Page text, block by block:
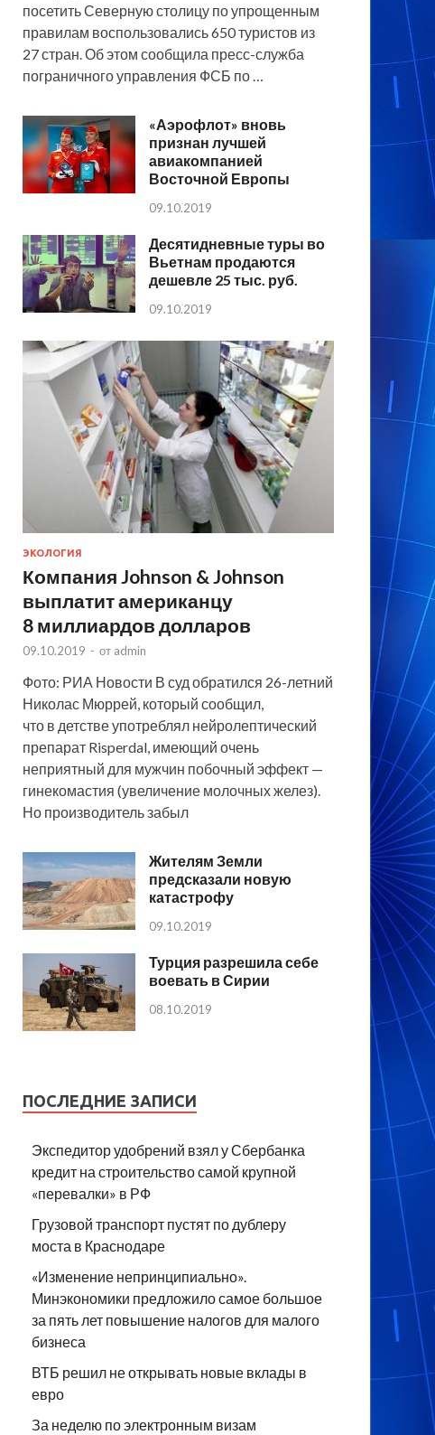
посетить Северную столицу по упрощенным
правилам воспользовались 650 туристов из
27 стран. Об этом сообщила пресс-служба
пограничного управления ФСБ по …
«Аэрофлот» вновь
признан лучшей
авиакомпанией
Восточной Европы
09.10.2019
Десятидневные туры во
Вьетнам продаются
дешевле 25 тыс. руб.
09.10.2019
ЭКОЛОГИЯ
Компания Johnson & Johnson
выплатит американцу
8 миллиардов долларов
09.10.2019 - от admin
Фото: РИА Новости В суд обратился 26-летний
Николас Мюррей, который сообщил,
что в детстве употреблял нейролептический
препарат Risperdal, имеющий очень
неприятный для мужчин побочный эффект —
гинекомастия (увеличение молочных желез).
Но производитель забыл
Жителям Земли
предсказали новую
катастрофу
09.10.2019
Турция разрешила себе
воевать в Сирии
08.10.2019
ПОСЛЕДНИЕ ЗАПИСИ
Экспедитор удобрений взял у Сбербанка
кредит на строительство самой крупной
«перевалки» в РФ
Грузовой транспорт пустят по дублеру
моста в Краснодаре
«Изменение непринципиально».
Минэкономики предложило самое большое
за пять лет повышение налогов для малого
бизнеса
ВТБ решил не открывать новые вклады в
евро
За неделю по электронным визам